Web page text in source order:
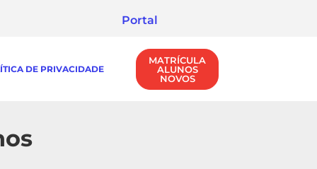
Portal
DE PRIVACIDADE
MATRÍCULA
ALUNOS
NOVOS